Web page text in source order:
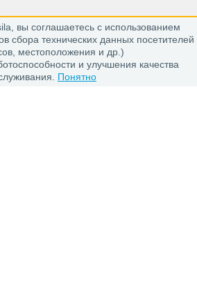
вы соглашаетесь с использованием
сбора технических данных посетителей
местоположения и др.)
и улучшения качества
Понятно
212
Каталог